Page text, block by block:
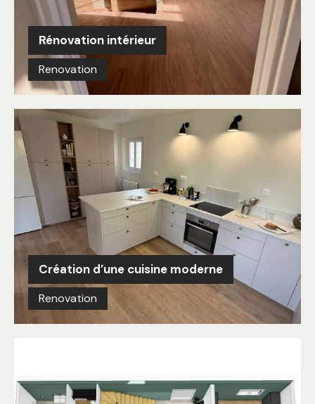
Rénovation intérieur
Renovation
Création d’une cuisine moderne
Renovation